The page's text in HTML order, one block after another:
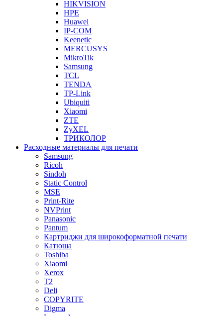
HIKVISION
HPE
Huawei
IP-COM
Keenetic
MERCUSYS
MikroTik
Samsung
TCL
TENDA
TP-Link
Ubiquiti
Xiaomi
ZTE
ZyXEL
ТРИКОЛОР
Расходные материалы для печати
Samsung
Ricoh
Sindoh
Static Control
MSE
Print-Rite
NVPrint
Panasonic
Pantum
Картриджи для широкоформатной печати
Катюша
Toshiba
Xiaomi
Xerox
T2
Deli
COPYRITE
Digma